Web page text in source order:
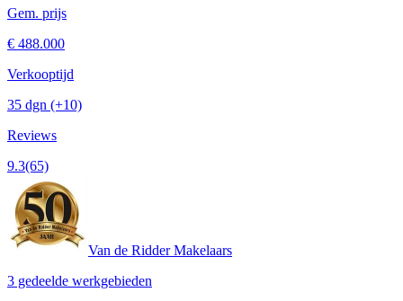
Gem. prijs
€ 488.000
Verkooptijd
35 dgn (+10)
Reviews
9.3(65)
Van de Ridder Makelaars
3 gedeelde werkgebieden